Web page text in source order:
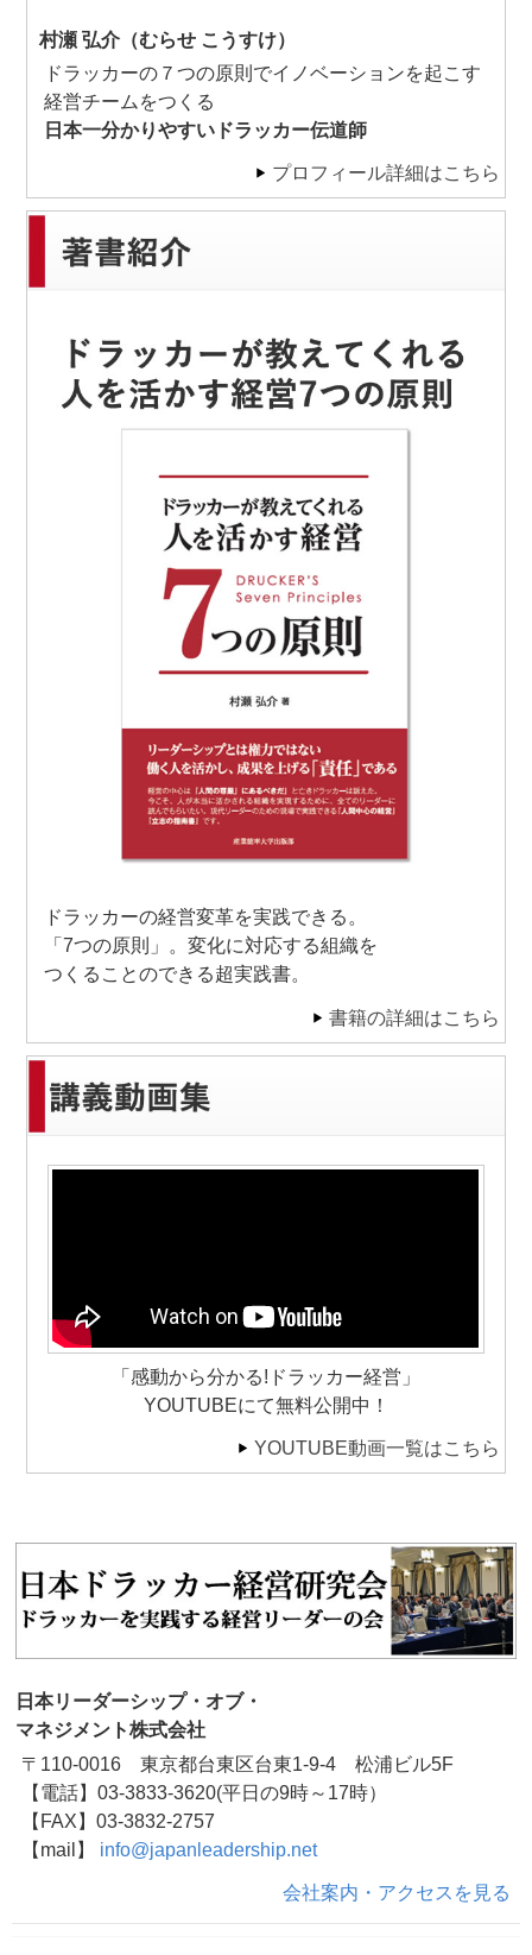
村瀬 弘介（むらせ こうすけ）
ドラッカーの７つの原則でイノベーションを起こす
経営チームをつくる
日本一分かりやすいドラッカー伝道師
プロフィール詳細はこちら
ドラッカーの経営変革を実践できる。
「7つの原則」。変化に対応する組織を
つくることのできる超実践書。
書籍の詳細はこちら
「感動から分かる!ドラッカー経営」
YOUTUBEにて無料公開中！
YOUTUBE動画一覧はこちら
日本リーダーシップ・オブ・
マネジメント株式会社
〒110-0016 東京都台東区台東1-9-4 松浦ビル5F
【電話】03-3833-3620(平日の9時～17時）
【FAX】03-3832-2757
【mail】
info@japanleadership.net
会社案内・アクセスを見る